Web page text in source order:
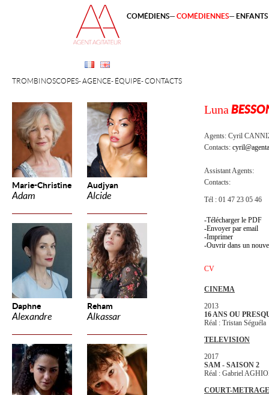
Marie-Christine
Adam
Audjyan
Alcide
Daphne
Alexandre
Reham
Alkassar
TROMBINOSCOPES AGENCE ÉQUIPE CONTACTS
COMÉDIENS COMÉDIENNES
Luna
Agents: Cyril
Contacts:
Assistant Agents:
Contacts:
Tél : 01 47 23 05 46
Télécharger le PDF
Envoyer par email
Imprimer
Ouvrir dans un
CV
CINEMA
2013
16 ANS OU
Réal : Tristan Séguéla
TELEVISION
2017
SAM - SAISON 2
Réal : Gabriel
COURT-METRAGE